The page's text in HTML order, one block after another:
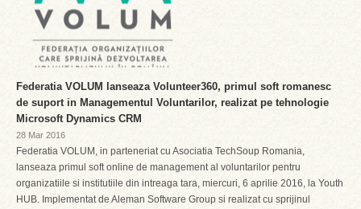
Federatia VOLUM lanseaza Volunteer360, primul soft romanesc
de suport in Managementul Voluntarilor, realizat pe tehnologie
Microsoft Dynamics CRM
28 Mar 2016
Federatia VOLUM, in parteneriat cu Asociatia TechSoup Romania,
lanseaza primul soft online de management al voluntarilor pentru
organizatiile si institutiile din intreaga tara, miercuri, 6 aprilie 2016, la Youth
HUB. Implementat de Aleman Software Group si realizat cu sprijinul